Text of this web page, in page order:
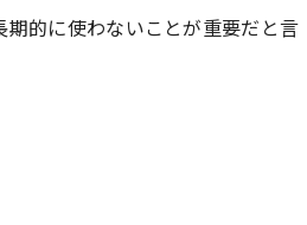
的に使わないことが重要だと言